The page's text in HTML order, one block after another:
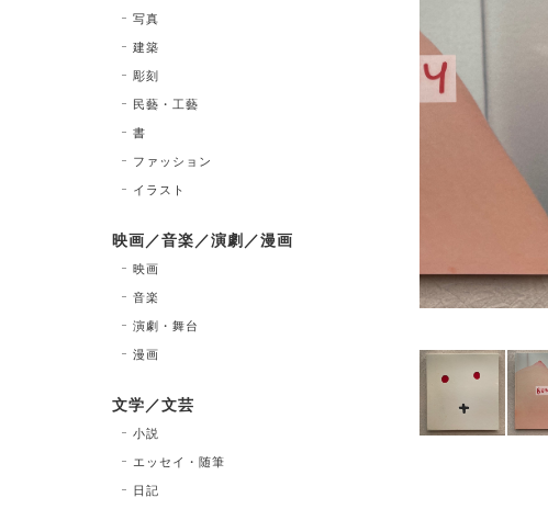
写真
建築
彫刻
民藝・工藝
書
ファッション
イラスト
映画／音楽／演劇／漫画
映画
音楽
演劇・舞台
漫画
文学／文芸
小説
エッセイ・随筆
日記